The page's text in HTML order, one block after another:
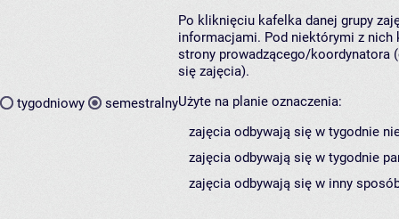
tygodniowy semestralny
Po kliknięciu kafelka danej grupy
informacjami. Pod niektórymi z nich
strony prowadzącego/koordynatora
się zajęcia).
Użyte na planie oznaczenia:
zajęcia odbywają się w tygodnie
zajęcia odbywają się w tygodnie
zajęcia odbywają się w inny